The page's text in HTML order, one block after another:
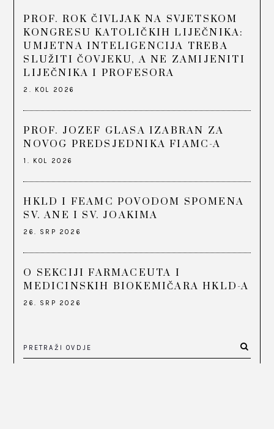
PROF. ROK ČIVLJAK NA SVJETSKOM
KONGRESU KATOLIČKIH LIJEČNIKA:
UMJETNA INTELIGENCIJA TREBA
SLUŽITI ČOVJEKU, A NE ZAMIJENITI
LIJEČNIKA I PROFESORA
2. KOL 2026
PROF. JOZEF GLASA IZABRAN ZA
NOVOG PREDSJEDNIKA FIAMC-A
1. KOL 2026
HKLD I FEAMC POVODOM SPOMENA
SV. ANE I SV. JOAKIMA
26. SRP 2026
O SEKCIJI FARMACEUTA I
MEDICINSKIH BIOKEMIČARA HKLD-A
26. SRP 2026